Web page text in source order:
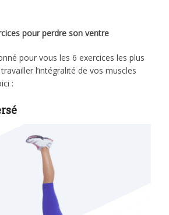
pour perdre son ventre
pour vous les 6 exercices les plus
l’intégralité de vos muscles
: